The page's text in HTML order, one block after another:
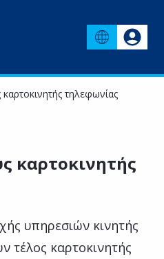
τηλεφωνίας
καρτοκινητής
υπηρεσιών κινητής
τέλος καρτοκινητής